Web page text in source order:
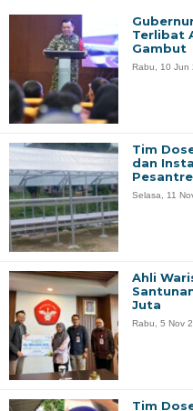
Terlibat
Gambut
Rabu, 10 Jun
Tim
dan
Selasa, 11
Ahli
Juta
Rabu, 5 Nov
Tim